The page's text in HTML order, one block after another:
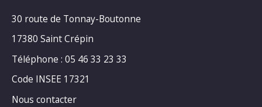
30 route de Tonnay-Boutonne
17380 Saint Crépin
Téléphone : 05 46 33 23 33
Code INSEE 17321
Nous contacter